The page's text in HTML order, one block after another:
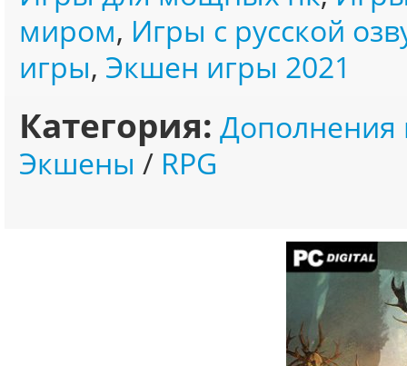
миром, Игры с русской
игры, Экшен игры 2021
Категория: Дополнения
Экшены / RPG